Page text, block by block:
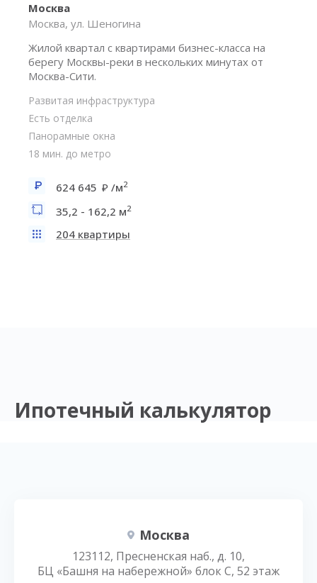
Москва
Москва, ул. Шеногина
Жилой квартал с квартирами бизнес-класса на
берегу Москвы-реки в нескольких минутах от
Москва-Сити.
Развитая инфраструктура
Есть отделка
Панорамные окна
18 мин. до метро
624 645 /м2
35,2 - 162,2 м2
204 квартиры
Ипотечный калькулятор
Москва
123112, Пресненская наб., д. 10,
БЦ «Башня на набережной» блок С, 52 этаж